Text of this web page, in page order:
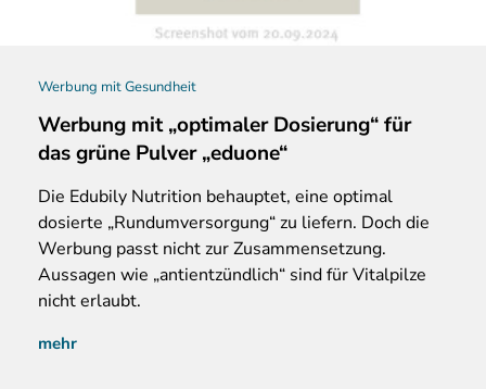
Werbung mit Gesundheit
Werbung mit „optimaler Dosierung“ für
das grüne Pulver „eduone“
Die Edubily Nutrition behauptet, eine optimal
dosierte „Rundumversorgung“ zu liefern. Doch die
Werbung passt nicht zur Zusammensetzung.
Aussagen wie „antientzündlich“ sind für Vitalpilze
nicht erlaubt.
mehr